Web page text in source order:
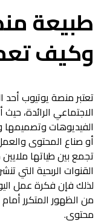
طبيعة
وكيف
تعتبر منصة يوتيوب
الاجتماعي الرائدة،
الفيديوهات وتصميمها
أو صناع المحتوى
تجمع بين طياتها ملايين
القنوات الربحية التي
لذلك فإن فكرة عمل
من الظهور المتكرر
محتوى.